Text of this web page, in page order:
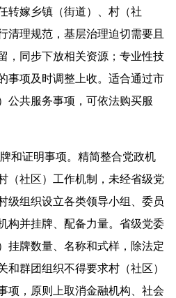
转嫁乡镇（街道）、村（社
清理规范，基层治理迫切需要且
，同步下放相关资源；专业性技
事项及时调整上收。适合通过市
公共服务事项，可依法购买服
证明事项。精简整合党政机
（社区）工作机制，未经省级党
级组织设立各类领导小组、委员
构并挂牌、配备力量。省级党委
挂牌数量、名称和式样，除法定
和群团组织不得要求村（社区）
项，原则上取消金融机构、社会